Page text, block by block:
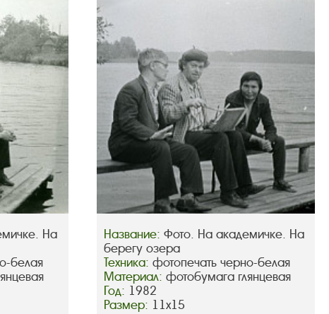
На
белая
Название: Фото. На академичке. На
берегу озера
Техника: фотопечать черно-белая
Материал: фотобумага глянцевая
Год: 1982
Размер: 11х15